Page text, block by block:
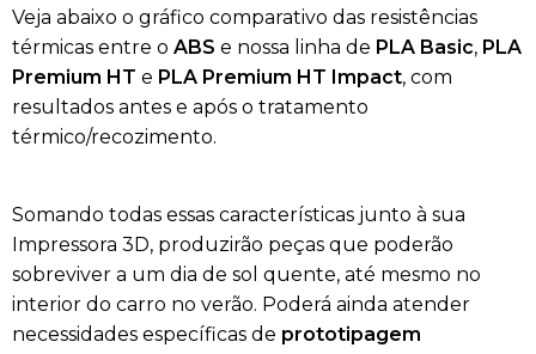
Veja abaixo o gráfico comparativo das resistências
térmicas entre o ABS e nossa linha de PLA Basic, PLA
Premium HT e PLA Premium HT Impact, com
resultados antes e após o tratamento
térmico/recozimento.
Somando todas essas características junto à sua
Impressora 3D, produzirão peças que poderão
sobreviver a um dia de sol quente, até mesmo no
interior do carro no verão. Poderá ainda atender
necessidades específicas de prototipagem